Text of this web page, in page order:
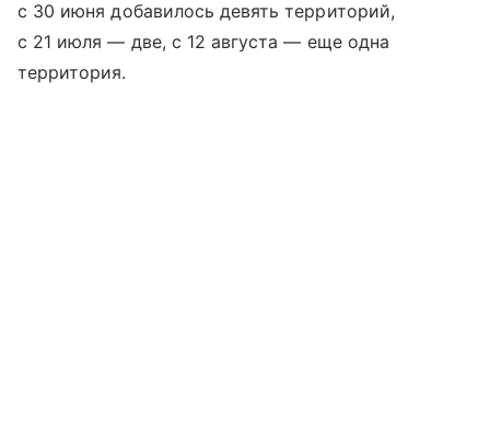
с 30 июня добавилось девять территорий,
с 21 июля — две, с 12 августа — еще одна
территория.